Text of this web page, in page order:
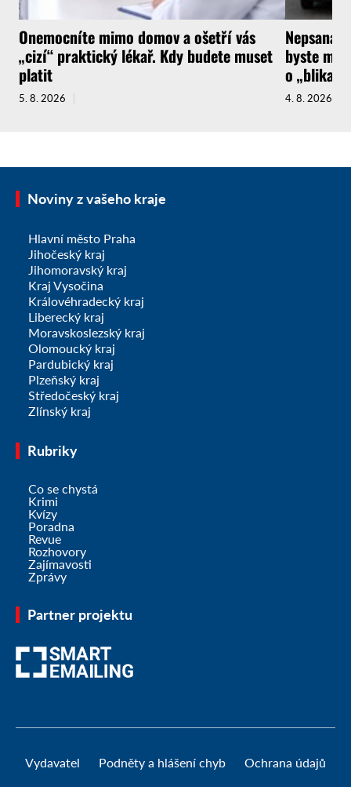
Onemocníte mimo domov a ošetří vás
„cizí“ praktický lékař. Kdy budete muset
platit
5. 8. 2026
Nepsaná
byste
o
4. 8. 2026
Noviny z vašeho kraje
Hlavní město Praha
Jihočeský kraj
Jihomoravský kraj
Kraj Vysočina
Královéhradecký kraj
Liberecký kraj
Moravskoslezský kraj
Olomoucký kraj
Pardubický kraj
Plzeňský kraj
Středočeský kraj
Zlínský kraj
Rubriky
Co se chystá
Krimi
Kvízy
Poradna
Revue
Rozhovory
Zajímavosti
Zprávy
Partner projektu
Vydavatel Podněty a hlášení chyb Ochrana údajů